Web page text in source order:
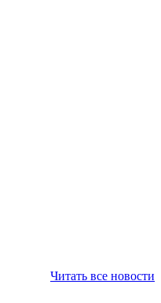
Читать все новости